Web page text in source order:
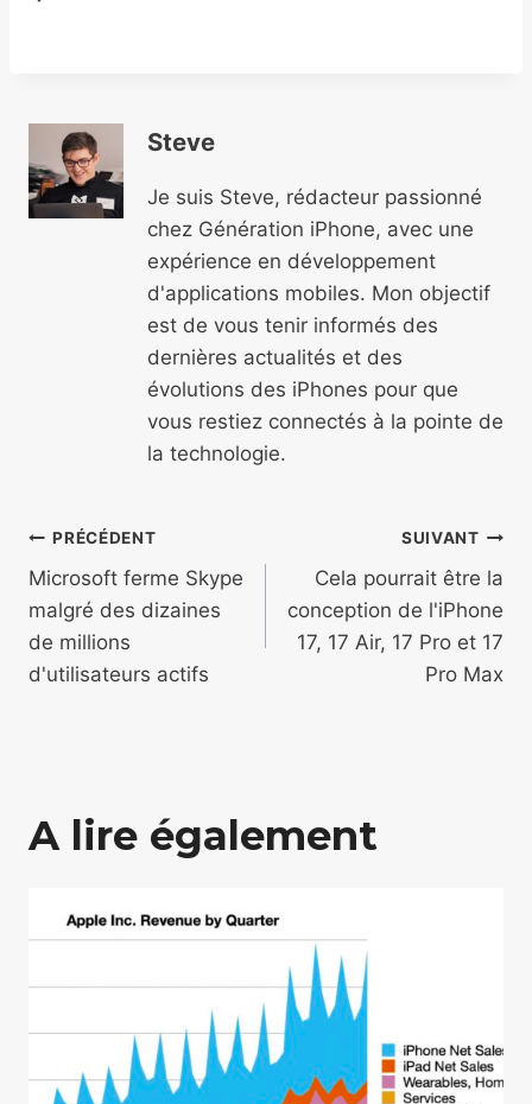
Steve
Je suis Steve, rédacteur passionné
chez Génération iPhone, avec une
expérience en développement
d'applications mobiles. Mon objectif
est de vous tenir informés des
dernières actualités et des
évolutions des iPhones pour que
vous restiez connectés à la pointe de
la technologie.
Navigation
de
l’article
PRÉCÉDENT
Microsoft ferme Skype
malgré des dizaines
de millions
d'utilisateurs actifs
SUIVANT
Cela pourrait être la
conception de l'iPhone
17, 17 Air, 17 Pro et 17
Pro Max
A lire également